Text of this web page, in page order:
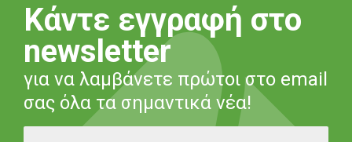
Κάντε εγγραφή στο
newsletter
για να λαμβάνετε πρώτοι στο email
σας όλα τα σημαντικά νέα!